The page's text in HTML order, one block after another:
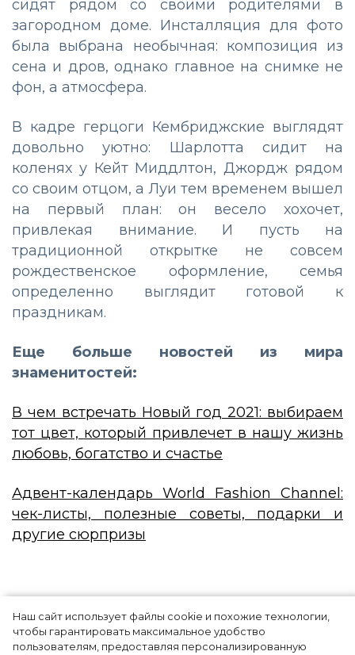
Наш сайт использует файлы cookie и похожие технологии,
чтобы гарантировать максимальное удобство
пользователям, предоставляя персонализированную
сидят рядом со своими родителями в
загородном доме. Инсталляция для фото
была выбрана необычная: композиция из
сена и дров, однако главное на снимке не
фон, а атмосфера.
В кадре герцоги Кембриджские выглядят
довольно уютно: Шарлотта сидит на
коленях у Кейт Миддлтон, Джордж рядом
со своим отцом, а Луи тем временем вышел
на первый план: он весело хохочет,
привлекая внимание. И пусть на
традиционной открытке не совсем
рождественское оформление, семья
определенно выглядит готовой к
праздникам.
Еще больше новостей из мира
знаменитостей:
В чем встречать Новый год 2021: выбираем
тот цвет, который привлечет в нашу жизнь
любовь, богатство и счастье
Адвент-календарь World Fashion Channel:
чек-листы, полезные советы, подарки и
другие сюрпризы